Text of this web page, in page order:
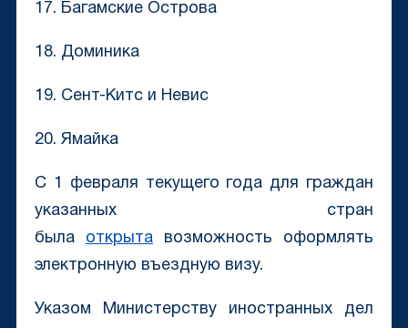
17. Багамские Острова
18. Доминика
19. Сент-Китс и Невис
20. Ямайка
С 1 февраля текущего года для граждан
указанных стран
была открытавозможность оформлять
электронную въездную визу.
Указом Министерству иностранных дел